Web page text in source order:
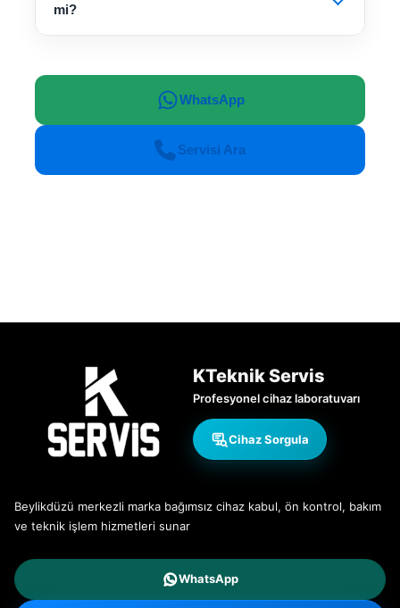
mi?
WhatsApp
Servisi Ara
KTeknik Servis
Profesyonel cihaz laboratuvarı
Cihaz Sorgula
Beylikdüzü merkezli marka bağımsız cihaz kabul, ön kontrol, bakım
ve teknik işlem hizmetleri sunar
WhatsApp